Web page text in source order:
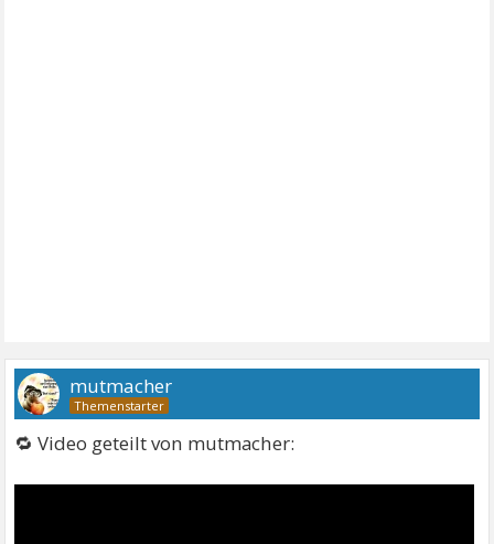
mutmacher
🔁 Video geteilt von mutmacher: